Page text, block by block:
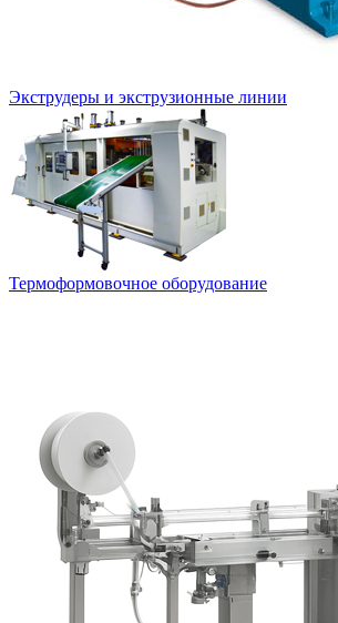
Экструдеры и экструзионные линии
Термоформовочное оборудование